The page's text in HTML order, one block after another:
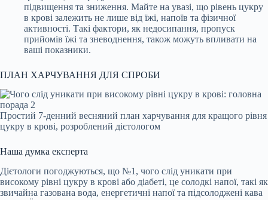
підвищення та зниження. Майте на увазі, що рівень цукру
в крові залежить не лише від їжі, напоїв та фізичної
активності. Такі фактори, як недосипання, пропуск
прийомів їжі та зневоднення, також можуть впливати на
ваші показники.
ПЛАН ХАРЧУВАННЯ ДЛЯ СПРОБИ
Простий 7-денний весняний план харчування для кращого рівня
цукру в крові, розроблений дієтологом
Наша думка експерта
Дієтологи погоджуються, що №1, чого слід уникати при
високому рівні цукру в крові або діабеті, це солодкі напої, такі як
звичайна газована вода, енергетичні напої та підсолоджені кава